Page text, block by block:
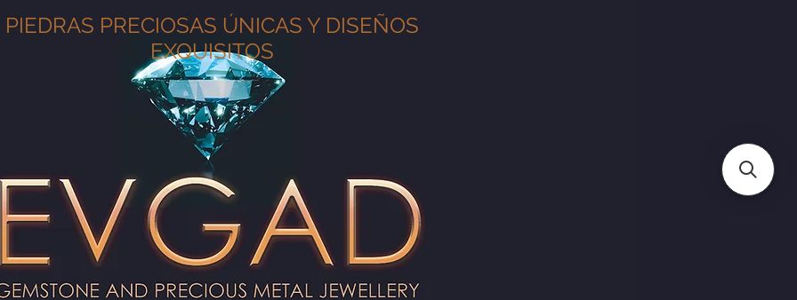
PIEDRAS PRECIOSAS ÚNICAS Y DISEÑOS
EXQUISITOS